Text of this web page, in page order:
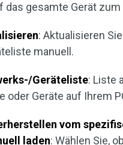
das gesamte Gerät zum
: Aktualisieren
manuell.
Geräteliste: Liste
oder Geräte auf Ihrem
vom
laden: Wählen Sie,